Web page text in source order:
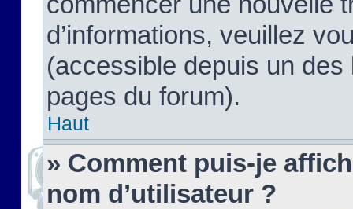
d’informations, veuillez
(accessible depuis un
pages du forum).
Haut
» Comment puis-je
nom d’utilisateur ?